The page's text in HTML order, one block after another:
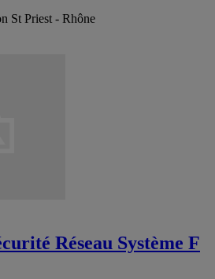
St Priest - Rhône
Réseau Système F